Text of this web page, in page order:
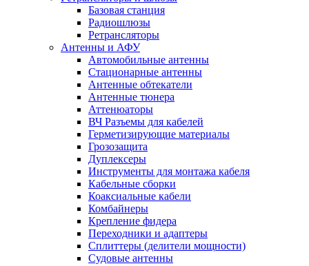
Базовая станция
Радиошлюзы
Ретрансляторы
Антенны и АФУ
Автомобильные антенны
Стационарные антенны
Антенные обтекатели
Антенные тюнера
Аттенюаторы
ВЧ Разъемы для кабелей
Герметизирующие материалы
Грозозащита
Дуплексеры
Инструменты для монтажа кабеля
Кабельные сборки
Коаксиальные кабели
Комбайнеры
Крепление фидера
Переходники и адаптеры
Сплиттеры (делители мощности)
Судовые антенны